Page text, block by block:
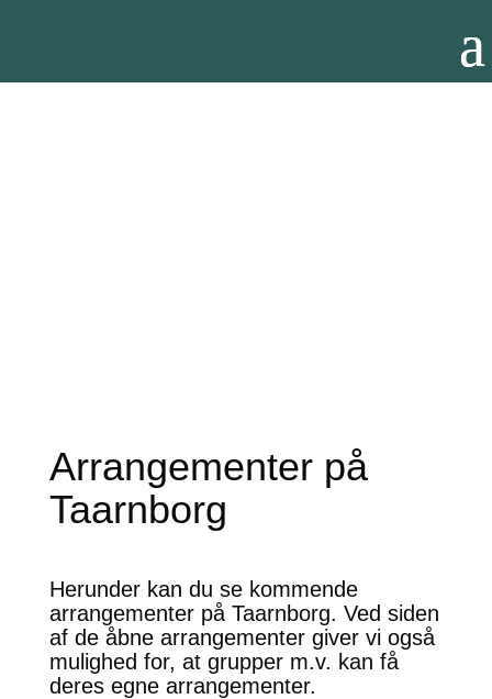
Arrangementer på
Taarnborg
Herunder kan du se kommende
arrangementer på Taarnborg. Ved siden
af de åbne arrangementer giver vi også
mulighed for, at grupper m.v. kan få
deres egne arrangementer.